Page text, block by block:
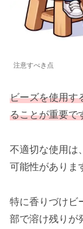
注意すべき点
ビーズを使用す
ることが重要で
不適切な使用は
可能性がありま
特に香りづけビ
部で溶け残りが